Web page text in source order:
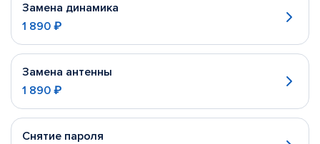
Замена динамика
1 890 ₽
Замена антенны
1 890 ₽
Снятие пароля